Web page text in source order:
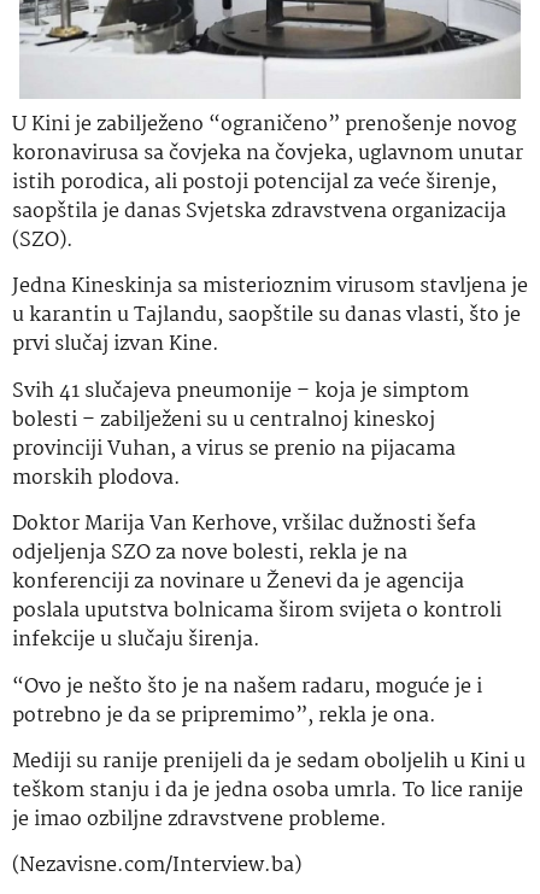
U Kini je zabilježeno “ograničeno” prenošenje novog
koronavirusa sa čovjeka na čovjeka, uglavnom unutar
istih porodica, ali postoji potencijal za veće širenje,
saopštila je danas Svjetska zdravstvena organizacija
(SZO).
Jedna Kineskinja sa misterioznim virusom stavljena je
u karantin u Tajlandu, saopštile su danas vlasti, što je
prvi slučaj izvan Kine.
Svih 41 slučajeva pneumonije – koja je simptom
bolesti – zabilježeni su u centralnoj kineskoj
provinciji Vuhan, a virus se prenio na pijacama
morskih plodova.
Doktor Marija Van Kerhove, vršilac dužnosti šefa
odjeljenja SZO za nove bolesti, rekla je na
konferenciji za novinare u Ženevi da je agencija
poslala uputstva bolnicama širom svijeta o kontroli
infekcije u slučaju širenja.
“Ovo je nešto što je na našem radaru, moguće je i
potrebno je da se pripremimo”, rekla je ona.
Mediji su ranije prenijeli da je sedam oboljelih u Kini u
teškom stanju i da je jedna osoba umrla. To lice ranije
je imao ozbiljne zdravstvene probleme.
(Nezavisne.com/Interview.ba)